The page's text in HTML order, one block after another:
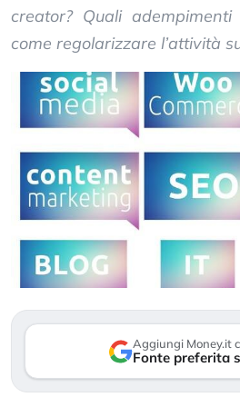
creator? Quali
come regolarizzare l’attività
Aggiungi Money.it
Fonte preferita